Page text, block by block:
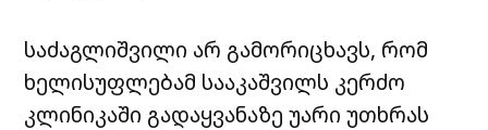
საძაგლიშვილი არ გამორიცხავს, რომ
ხელისუფლებამ სააკაშვილს კერძო
კლინიკაში გადაყვანაზე უარი უთხრას